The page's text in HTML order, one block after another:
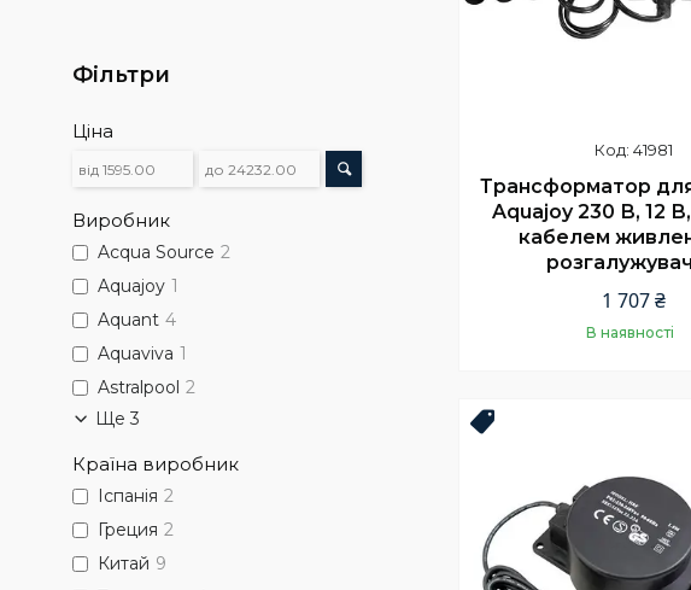
41981
Трансформатор
Aquajoy 230 В, 12
кабелем
1 707 ₴
В наявності
Фільтри
Ціна
Виробник
Acqua Source 2
Aquajoy 1
Aquant 4
Aquaviva 1
Astralpool 2
Ще 3
Країна виробник
Іспанія 2
Греция 2
Китай 9